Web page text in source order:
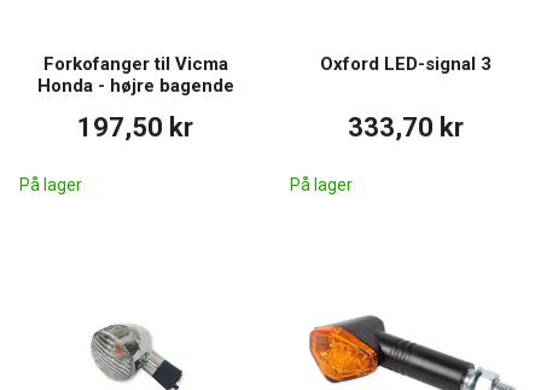
Forkofanger til Vicma
Honda - højre bagende
197,50 kr
På lager
Oxford LED-signal 3
333,70 kr
På lager